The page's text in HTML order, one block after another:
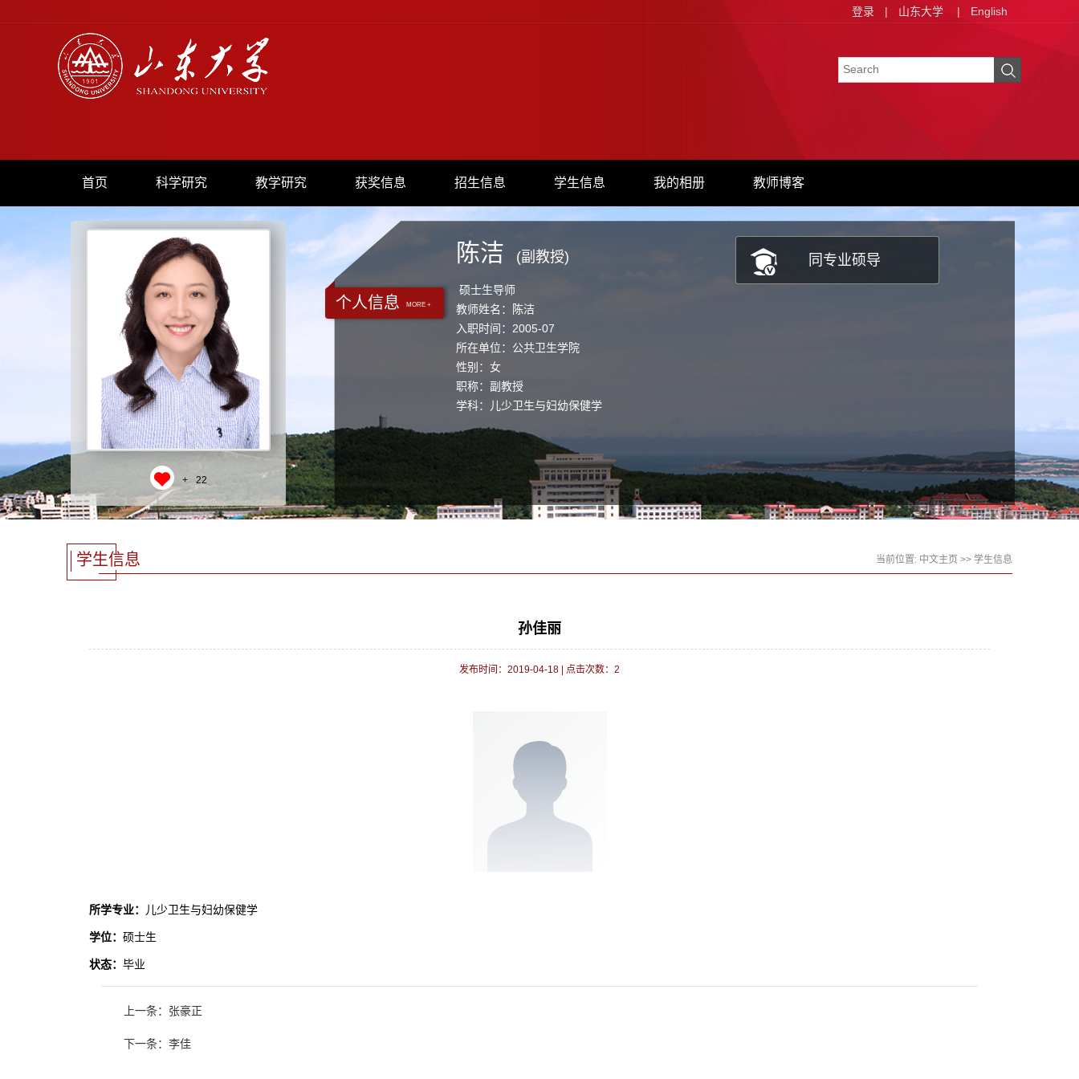
登录 | 山东大学 | English
首页 科学研究 教学研究 获奖信息 招生信息 学生信息 我的相册 教师博客
+ 22
个人信息 MORE +
陈洁 (副教授)
硕士生导师
教师姓名：陈洁
入职时间：2005-07
所在单位：公共卫生学院
性别：女
职称：副教授
学科：儿少卫生与妇幼保健学
同专业硕导
学生信息 当前位置: 中文主页 >> 学生信息
孙佳丽
发布时间：2019-04-18 点击次数： 2
所学专业： 儿少卫生与妇幼保健学
学位： 硕士生
状态： 毕业
上一条：张豪正
下一条：李佳